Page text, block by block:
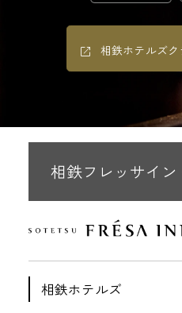
相鉄ホテルズ
相鉄フレッサイン
相鉄ホテルズ